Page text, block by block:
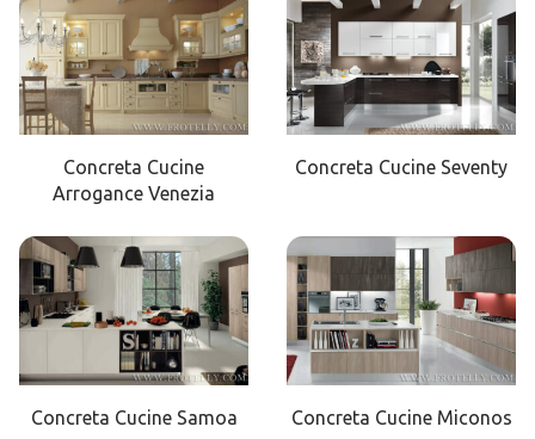
Concreta Cucine
Arrogance Venezia
Concreta Cucine Seventy
Concreta Cucine Samoa Concreta Cucine Miconos